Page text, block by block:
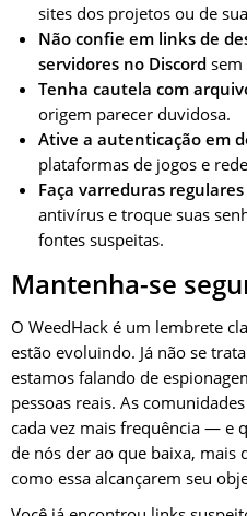
sites dos projetos ou de
Não confie em links de
servidores no Discord sem
Tenha cautela com
origem parecer duvidosa.
Ative a autenticação em
plataformas de jogos e
Faça varreduras
antivírus e troque suas
fontes suspeitas.
Mantenha-se
O WeedHack é um lembrete
estão evoluindo. Já não se
estamos falando de
pessoas reais. As
cada vez mais frequência — e
de nós der ao que baixa, mais
como essa alcançarem seu